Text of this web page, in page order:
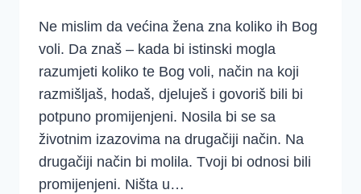
Ne mislim da većina žena zna koliko ih Bog
voli. Da znaš – kada bi istinski mogla
razumjeti koliko te Bog voli, način na koji
razmišljaš, hodaš, djeluješ i govoriš bili bi
potpuno promijenjeni. Nosila bi se sa
životnim izazovima na drugačiji način. Na
drugačiji način bi molila. Tvoji bi odnosi bili
promijenjeni. Ništa u…